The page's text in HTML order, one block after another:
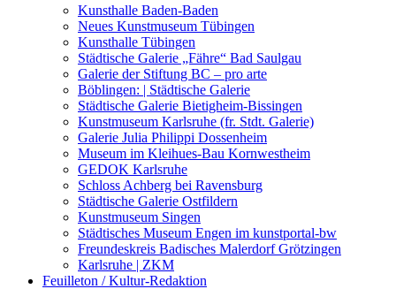
Was seither geschah
Kunstwettbewerbe, Ausschreibungen für Künstler
Kunsthalle Baden-Baden
Neues Kunstmuseum Tübingen
Kunsthalle Tübingen
Städtische Galerie „Fähre“ Bad Saulgau
Galerie der Stiftung BC – pro arte
Böblingen: | Städtische Galerie
Städtische Galerie Bietigheim-Bissingen
Kunstmuseum Karlsruhe (fr. Stdt. Galerie)
Galerie Julia Philippi Dossenheim
Museum im Kleihues-Bau Kornwestheim
GEDOK Karlsruhe
Schloss Achberg bei Ravensburg
Städtische Galerie Ostfildern
Kunstmuseum Singen
Städtisches Museum Engen im kunstportal-bw
Freundeskreis Badisches Malerdorf Grötzingen
Karlsruhe | ZKM
Feuilleton / Kultur-Redaktion